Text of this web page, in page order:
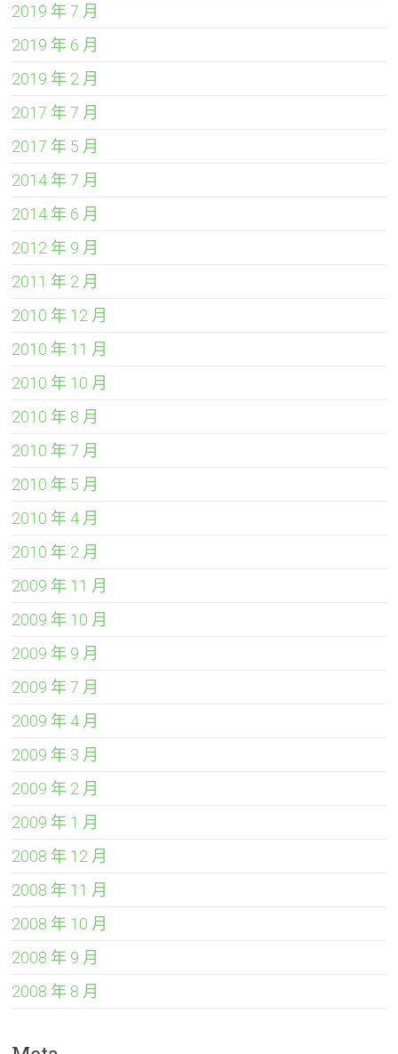
2019 年 7 月
2019 年 6 月
2019 年 2 月
2017 年 7 月
2017 年 5 月
2014 年 7 月
2014 年 6 月
2012 年 9 月
2011 年 2 月
2010 年 12 月
2010 年 11 月
2010 年 10 月
2010 年 8 月
2010 年 7 月
2010 年 5 月
2010 年 4 月
2010 年 2 月
2009 年 11 月
2009 年 10 月
2009 年 9 月
2009 年 7 月
2009 年 4 月
2009 年 3 月
2009 年 2 月
2009 年 1 月
2008 年 12 月
2008 年 11 月
2008 年 10 月
2008 年 9 月
2008 年 8 月